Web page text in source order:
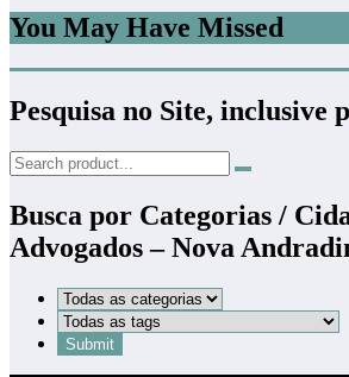
You May Have Missed
Pesquisa no Site, inclusive
Busca por Categorias /
Advogados – Nova